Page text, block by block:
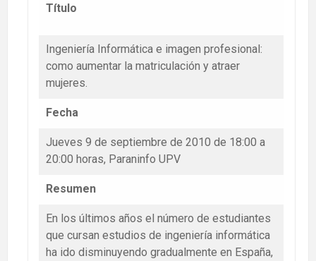
Título
Ingeniería Informática e imagen profesional:
como aumentar la matriculación y atraer
mujeres.
Fecha
Jueves 9 de septiembre de 2010 de 18:00 a
20:00 horas, Paraninfo UPV
Resumen
En los últimos años el número de estudiantes
que cursan estudios de ingeniería informática
ha ido disminuyendo gradualmente en España,